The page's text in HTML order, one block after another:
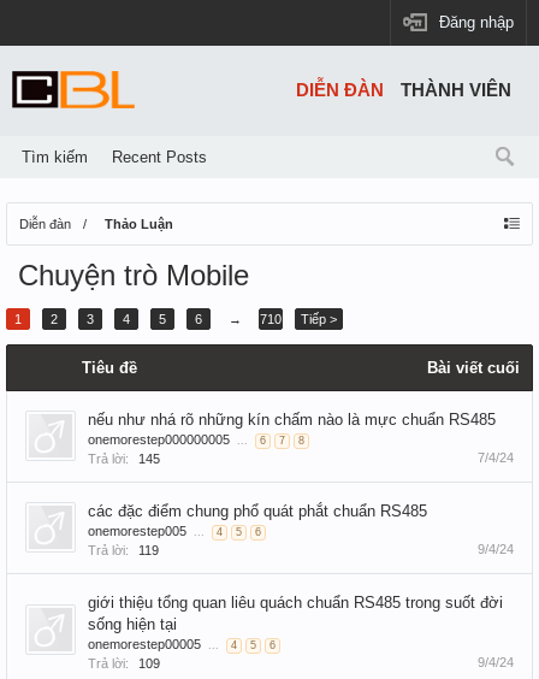
Đăng nhập
Diễn đàn Thảo Luận
Chuyện trò Mobile
1 2 3 4 5 6 → 710 Tiếp >
Tiêu đề Bài viết cuối
nếu như nhá rõ những kín chấm nào là mực chuẩn RS485
onemorestep000000005 ... 6 7 8
Trả lời: 145 7/4/24
các đặc điểm chung phổ quát phắt chuẩn RS485
onemorestep005 ... 4 5 6
Trả lời: 119 9/4/24
giới thiệu tổng quan liêu quách chuẩn RS485 trong suốt đời
sống hiện tại
onemorestep00005 ... 4 5 6
Trả lời: 109 9/4/24
DIỄN ĐÀN
Tìm kiếm Recent Posts
THÀNH VIÊN